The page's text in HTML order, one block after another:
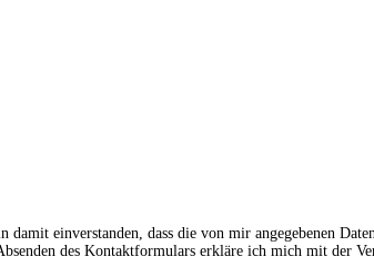
einverstanden, dass die von mir angegebenen
des Kontaktformulars erkläre ich mich mit der